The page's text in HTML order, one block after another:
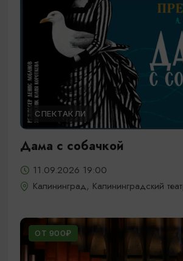
СПЕКТАКЛИ
Дама с собачкой
11.09.2026 19:00
Калининград, Калининградский
ОТ 900₽